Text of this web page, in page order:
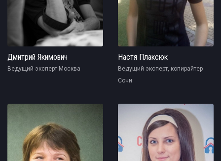
Дмитрий Якимович
Ведущий эксперт Москва
Настя Плаксюк
Ведущий эксперт, копирайтер
Сочи